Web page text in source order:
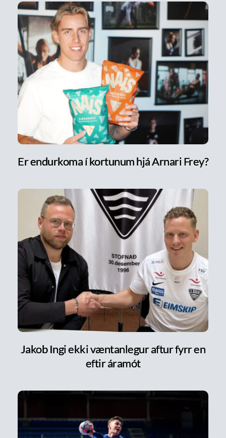
Er endurkoma í kortunum hjá Arnari Frey?
Jakob Ingi ekki væntanlegur aftur fyrr en
eftir áramót